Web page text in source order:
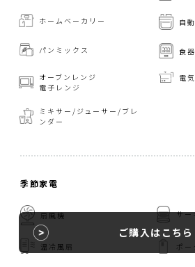
ご購入はこちら
ホームベーカリー 自
パンミックス 食
オーブンレンジ
電子レンジ
電
ミキサー/ジューサー/ ブレ
ンダー
季節家電
扇風機 サー
温冷風扇 ポー